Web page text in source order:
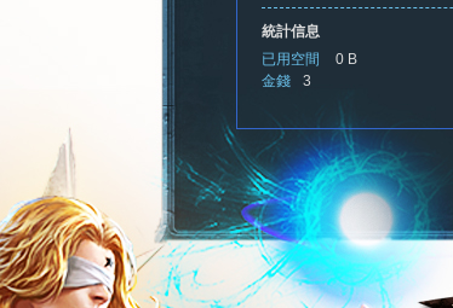
新
統計信息
已用空間
0 B
金錢
3